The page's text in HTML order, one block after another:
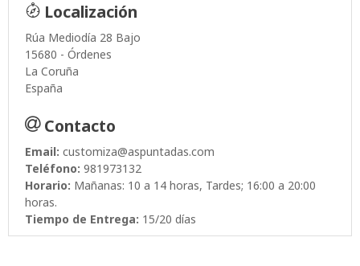
Localización
Rúa Mediodía 28 Bajo
15680 - Órdenes
La Coruña
España
Contacto
Email: customiza@aspuntadas.com
Teléfono: 981973132
Horario: Mañanas: 10 a 14 horas, Tardes; 16:00 a 20:00
horas.
Tiempo de Entrega: 15/20 días